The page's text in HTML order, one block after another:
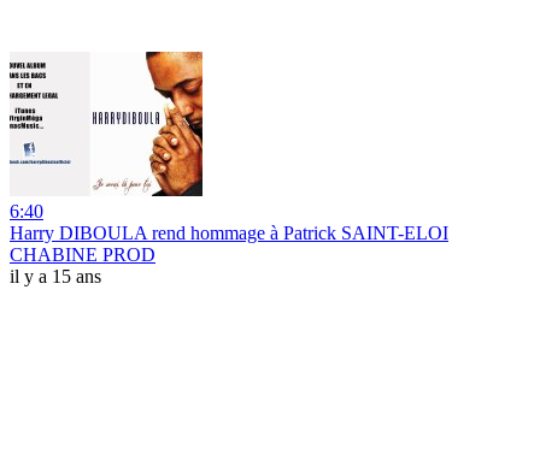
6:40
Harry DIBOULA rend hommage à Patrick SAINT-ELOI
CHABINE PROD
il y a 15 ans